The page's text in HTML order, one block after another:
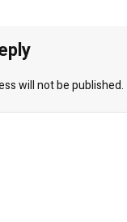
will not be published.